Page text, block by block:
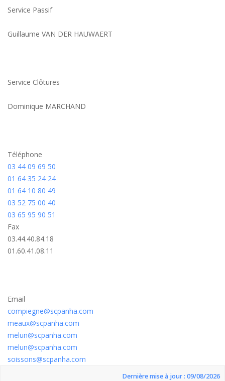
Service Passif
Guillaume VAN DER HAUWAERT
Service Clôtures
Dominique MARCHAND
Téléphone
03 44 09 69 50
01 64 35 24 24
01 64 10 80 49
03 52 75 00 40
03 65 95 90 51
Fax
03.44.40.84.18
01.60.41.08.11
Email
compiegne@scpanha.com
meaux@scpanha.com
melun@scpanha.com
melun@scpanha.com
soissons@scpanha.com
Dernière mise à jour : 09/08/2026